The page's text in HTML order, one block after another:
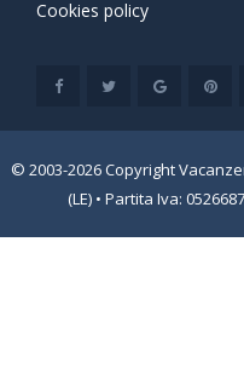
Cookies policy
© 2003-2026 Copyright
(LE) • Partita Iva: